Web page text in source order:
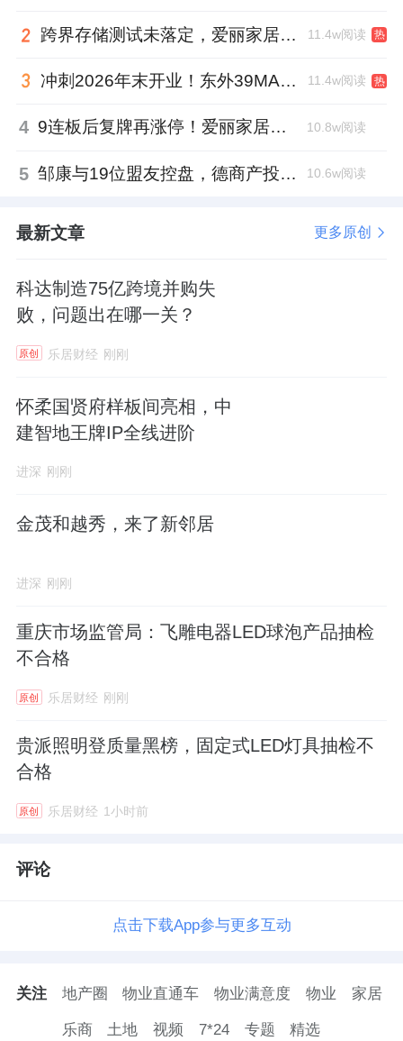
跨界存储测试未落定，爱丽家居复牌前自揭多重风险 11.4w阅读 热
冲刺2026年末开业！东外39MALL全球招商启幕，重构东直门商圈格局 11.4w阅读 热
4 9连板后复牌再涨停！爱丽家居市盈率318倍，跨界收购案尚未落地 10.8w阅读
5 邹康与19位盟友控盘，德商产投服务散户绝迹 10.6w阅读
最新文章 更多原创
科达制造75亿跨境并购失
败，问题出在哪一关？
原创 乐居财经 刚刚
怀柔国贤府样板间亮相，中
建智地王牌IP全线进阶
进深 刚刚
金茂和越秀，来了新邻居
进深 刚刚
重庆市场监管局：飞雕电器LED球泡产品抽检
不合格
原创 乐居财经 刚刚
贵派照明登质量黑榜，固定式LED灯具抽检不
合格
原创 乐居财经 1小时前
评论
点击下载App参与更多互动
关注 地产圈 物业直通车 物业满意度 物业 家居
乐商 土地 视频 7*24 专题 精选